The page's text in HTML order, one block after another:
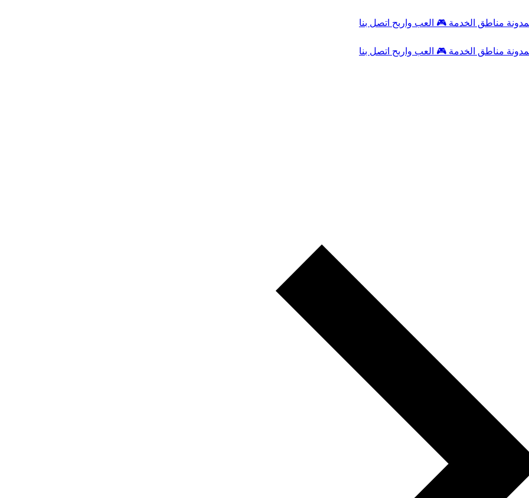
مناطق الخدمة 🎮 العب واربح اتصل بنا
مناطق الخدمة 🎮 العب واربح اتصل بنا